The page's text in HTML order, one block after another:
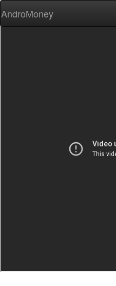
AndroMoney